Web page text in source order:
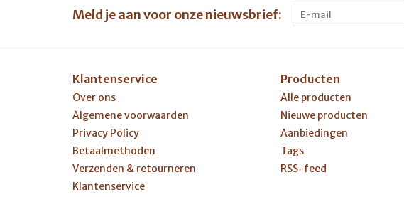
Meld je aan voor onze nieuwsbrief:
Klantenservice
Over ons
Algemene voorwaarden
Privacy Policy
Betaalmethoden
Verzenden & retourneren
Klantenservice
Producten
Alle producten
Nieuwe producten
Aanbiedingen
Tags
RSS-feed